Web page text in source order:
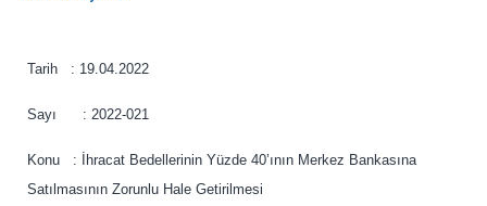
Tarih : 19.04.2022
Sayı : 2022-021
Konu : İhracat Bedellerinin Yüzde 40’ının Merkez Bankasına
Satılmasının Zorunlu Hale Getirilmesi